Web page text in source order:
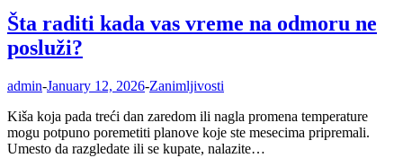
Šta raditi kada vas vreme na odmoru ne
posluži?
admin-January 12, 2026-Zanimljivosti
Kiša koja pada treći dan zaredom ili nagla promena temperature
mogu potpuno poremetiti planove koje ste mesecima pripremali.
Umesto da razgledate ili se kupate, nalazite…